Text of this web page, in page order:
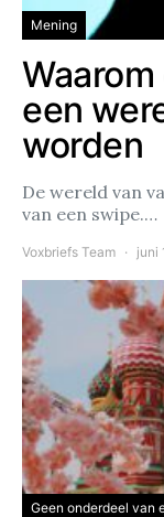
Mening
een
worden
De wereld van
van een swipe.…
Voxbriefs Team juni
Geen onderdeel van